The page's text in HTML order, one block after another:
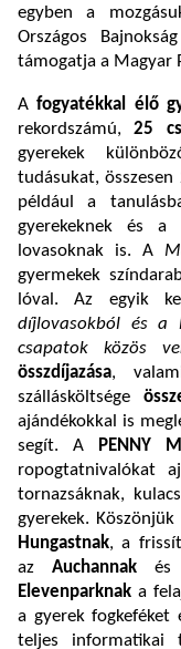
egyben a
Országos
támogatja a Magyar
Afogyatékkal élő
rekordszámú,25
gyerekek
tudásukat, összesen
például a
gyerekeknek és a
lovasoknak is. A
gyermekek
lóval. Az egyik
díjlovasokból és a
csapatok közös
összdíjazása,
szállásköltsége
ajándékokkal is
segít. A
PENNY
ropogtatnivalókat
tornazsáknak,
gyerekek.
Hungastnak, a
az Auchannak és
Elevenparknak a
a gyerek fogkeféket
teljes informatikai